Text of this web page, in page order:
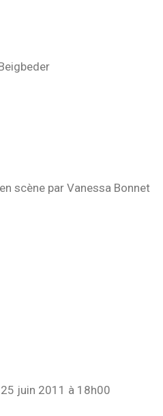
scène par Vanessa Bonnet
juin 2011 à 18h00